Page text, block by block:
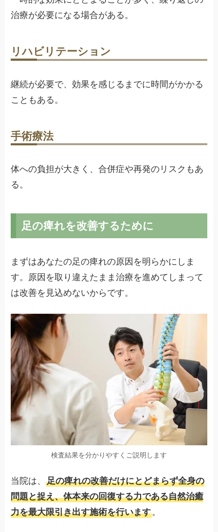
治療が必要になる場合がある。
リハビリテーション
継続が必要で、効果を感じるまでに時間がかかる
こともある。
手術療法
体への負担が大きく、合併症や再発のリスクもあ
る。
足の痺れを改善するために
まずはあなたの足の痺れの原因を明らかにしま
す。原因を取り違えたまま治療を進めてしまって
は改善を見込めないからです。
検査結果を分かりやすくご説明します
当院は、足の痺れの改善だけにとどまらず全身の
問題と捉え、体本来の回復する力である自然治癒
力を最大限引き出す施術を行います。